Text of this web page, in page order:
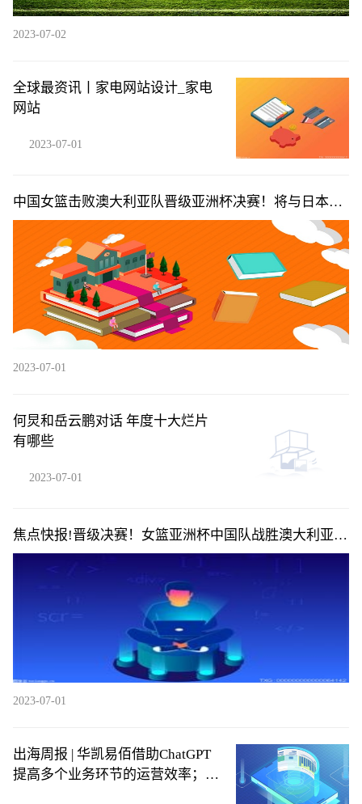
2023-07-02
全球最资讯丨家电网站设计_家电
网站
2023-07-01
中国女篮击败澳大利亚队晋级亚洲杯决赛！将与日本女
篮争冠|每日热闻
2023-07-01
何炅和岳云鹏对话 年度十大烂片
有哪些
2023-07-01
焦点快报!晋级决赛！女篮亚洲杯中国队战胜澳大利亚
队，明日将对阵日本
2023-07-01
出海周报 | 华凯易佰借助ChatGPT
提高多个业务环节的运营效率；